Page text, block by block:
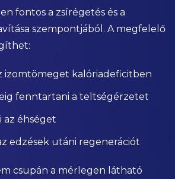
fontos a zsírégetés és a
szempontjából. A megfelelő
izomtömeget kalóriadeficitben
fenntartani a teltségérzetet
az éhséget
edzések utáni regenerációt
csupán a mérlegen látható